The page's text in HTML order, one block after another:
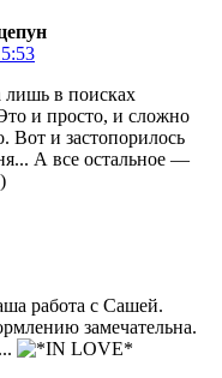
в поисках
и просто, и сложно
Вот и застопорилось
А все остальное —
работа с Сашей.
замечательна.